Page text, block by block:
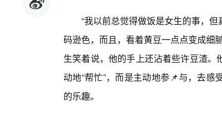
“我以前总觉得做饭是女生的事，
码逊色，而且，看着黄豆一点点变成细
生笑着说，他的手上还沾着些许豆渣
动地“帮忙”，而是主动地参📌与，去
的乐趣。